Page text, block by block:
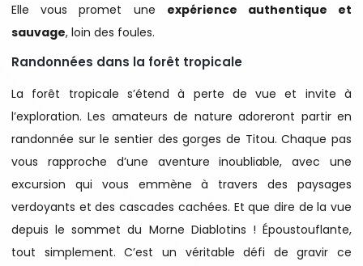
Elle vous promet une expérience authentique et
sauvage, loin des foules.
Randonnées dans la forêt tropicale
La forêt tropicale s’étend à perte de vue et invite à
l’exploration. Les amateurs de nature adoreront partir en
randonnée sur le sentier des gorges de Titou. Chaque pas
vous rapproche d’une aventure inoubliable, avec une
excursion qui vous emmène à travers des paysages
verdoyants et des cascades cachées. Et que dire de la vue
depuis le sommet du Morne Diablotins ! Époustouflante,
tout simplement. C’est un véritable défi de gravir ce